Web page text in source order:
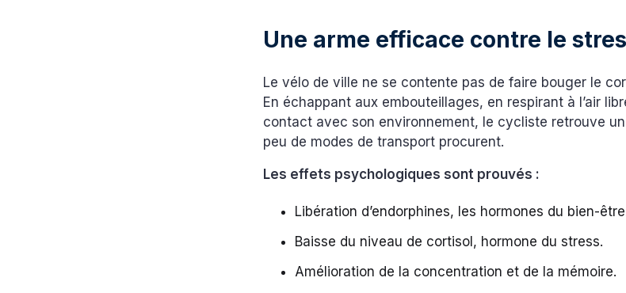
Une arme efficace contre le
Le vélo de ville ne se contente pas de faire bouger le
En échappant aux embouteillages, en respirant à l’air
contact avec son environnement, le cycliste retrouve
peu de modes de transport procurent.
Les effets psychologiques sont prouvés :
Libération d’endorphines, les hormones du bien-
Baisse du niveau de cortisol, hormone du stress.
Amélioration de la concentration et de la mémoire.